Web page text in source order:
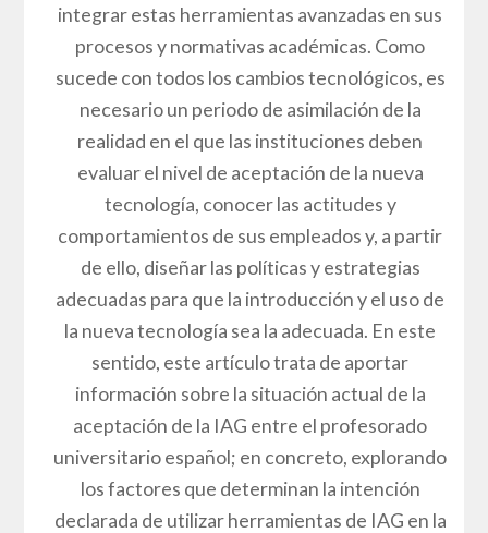
integrar estas herramientas avanzadas en sus
procesos y normativas académicas. Como
sucede con todos los cambios tecnológicos, es
necesario un periodo de asimilación de la
realidad en el que las instituciones deben
evaluar el nivel de aceptación de la nueva
tecnología, conocer las actitudes y
comportamientos de sus empleados y, a partir
de ello, diseñar las políticas y estrategias
adecuadas para que la introducción y el uso de
la nueva tecnología sea la adecuada. En este
sentido, este artículo trata de aportar
información sobre la situación actual de la
aceptación de la IAG entre el profesorado
universitario español; en concreto, explorando
los factores que determinan la intención
declarada de utilizar herramientas de IAG en la